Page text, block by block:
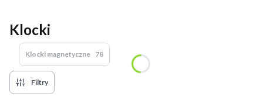
Klocki
Klocki magnetyczne 78
Filtry